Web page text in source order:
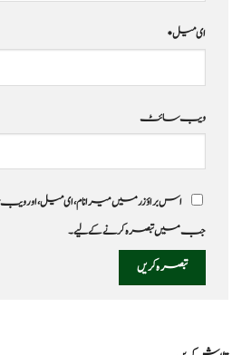
ای میل*
ویب‌ سائٹ
اس براؤزر میں میرا نام، ای میل، اور ویب
جب میں تبصرہ کرنے کےلیے۔